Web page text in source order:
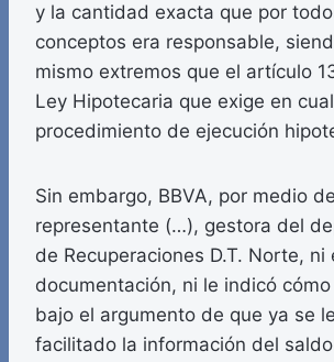
y la cantidad exacta que por
conceptos era responsable,
mismo extremos que el artículo
Ley Hipotecaria que exige en
procedimiento de ejecución
Sin embargo, BBVA, por medio
representante (…), gestora del
de Recuperaciones D.T. Norte, ni
documentación, ni le indicó
bajo el argumento de que ya se
facilitado la información del saldo